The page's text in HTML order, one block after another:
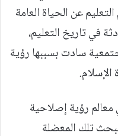
عن الحياة العامة
في تاريخ التعليم،
سادت بسببها رؤية
رؤية إصلاحية
تلك المعضلة